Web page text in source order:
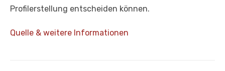
Profilerstellung entscheiden können.
Quelle & weitere Informationen